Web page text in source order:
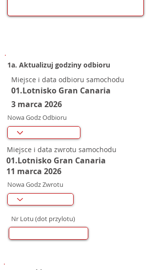
1a. Aktualizuj godziny odbioru
Miejsce i data odbioru samochodu
01.Lotnisko Gran Canaria
3 marca 2026
Nowa Godz Odbioru
Miejsce i data zwrotu samochodu
01.Lotnisko Gran Canaria
11 marca 2026
Nowa Godz Zwrotu
Nr Lotu (dot przylotu)